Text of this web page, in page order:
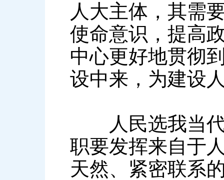
人大主体，其需
使命意识，提高
中心更好地贯彻
设中来，为建设
人民选我当代
职要发挥来自于
天然、紧密联系